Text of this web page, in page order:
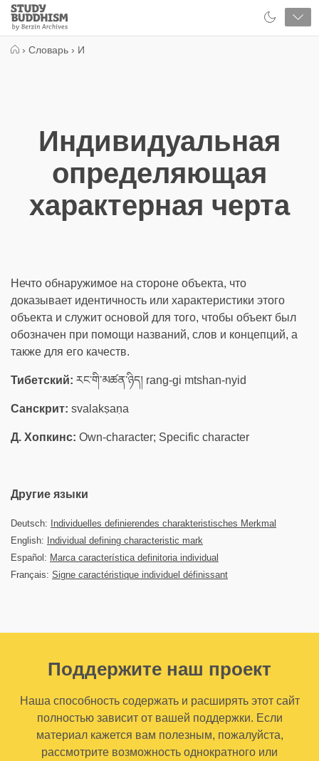
Close
Study
Buddhism
› Словарь › И
Индивидуальная
определяющая
характерная черта
Нечто обнаружимое на стороне объекта, что
доказывает идентичность или характеристики этого
объекта и служит основой для того, чтобы объект был
обозначен при помощи названий, слов и концепций, а
также для его качеств.
Тибетский: རང་གི་མཚན་ཉིད། rang-gi mtshan-nyid
Санскрит: svalakṣaṇa
Д. Хопкинс: Own-character; Specific character
Другие языки
Deutsch:
Individuelles definierendes charakteristisches Merkmal
English:
Individual defining characteristic mark
Español: Marca característica definitoria individual
Français: Signe caractéristique individuel définissant
Поддержите наш проект
Наша способность содержать и расширять этот сайт
полностью зависит от вашей поддержки. Если
материал кажется вам полезным, пожалуйста,
рассмотрите возможность однократного или